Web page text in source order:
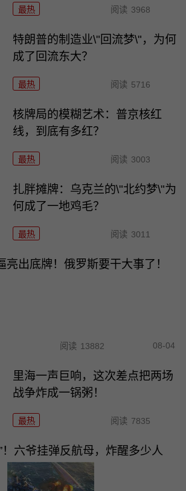
最热 阅读 3968
特朗普的制造业\"回流梦\"，为何
成了回流东大？
最热 阅读 5716
核牌局的模糊艺术：普京核红
线，到底有多红？
最热 阅读 3003
扎胖摊牌：乌克兰的\"北约梦\"为
何成了一地鸡毛？
最热 阅读 3011
亮出底牌！俄罗斯要干大事了！
阅读 13882 08-04
里海一声巨响，这次差点把两场
战争炸成一锅粥！
最热 阅读 7835
！六爷挂弹反航母，炸醒多少人